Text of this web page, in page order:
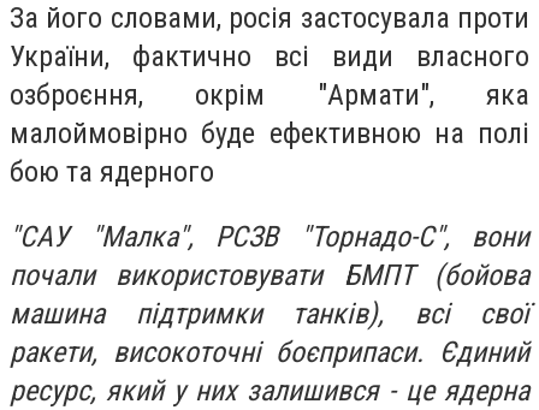
За його словами, росія застосувала проти
України, фактично всі види власного
озброєння, окрім "Армати", яка
малоймовірно буде ефективною на полі
бою та ядерного
"САУ "Малка", РСЗВ "Торнадо-С", вони
почали використовувати БМПТ (бойова
машина підтримки танків), всі свої
ракети, високоточні боєприпаси. Єдиний
ресурс, який у них залишився - це ядерна